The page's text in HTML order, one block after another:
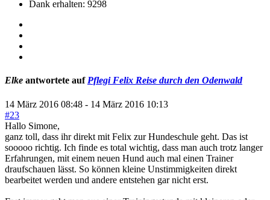
Dank erhalten: 9298
Elke antwortete auf Pflegi Felix Reise durch den Odenwald
14 März 2016 08:48 - 14 März 2016 10:13
#23
Hallo Simone,
ganz toll, dass ihr direkt mit Felix zur Hundeschule geht. Das ist
sooooo richtig. Ich finde es total wichtig, dass man auch trotz langer
Erfahrungen, mit einem neuen Hund auch mal einen Trainer
draufschauen lässt. So können kleine Unstimmigkeiten direkt
bearbeitet werden und andere entstehen gar nicht erst.